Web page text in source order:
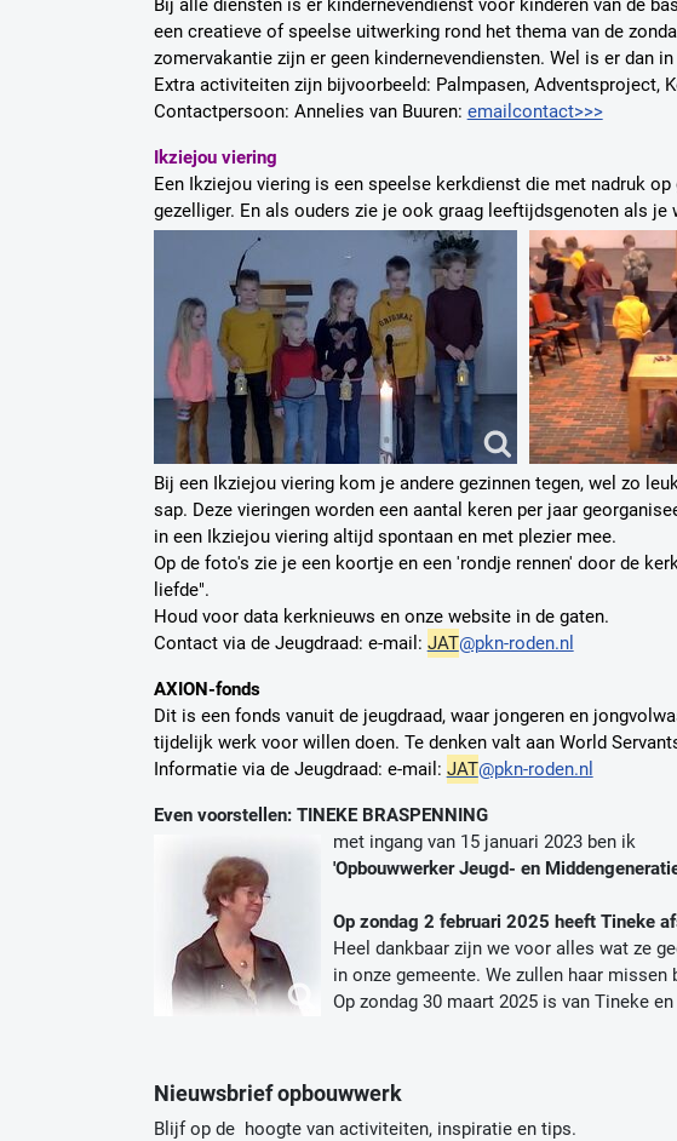
Bij alle diensten is er kindernevendienst voor kinderen van de
een creatieve of speelse uitwerking rond het thema van de
zomervakantie zijn er geen kindernevendiensten. Wel is er dan
Extra activiteiten zijn bijvoorbeeld: Palmpasen, Adventsproject,
Contactpersoon: Annelies van Buuren: emailcontact>>>
Ikziejou viering
Een Ikziejou viering is een speelse kerkdienst die met nadruk
gezelliger. En als ouders zie je ook graag leeftijdsgenoten als je
Bij een Ikziejou viering kom je andere gezinnen tegen, wel zo
sap. Deze vieringen worden een aantal keren per jaar
in een Ikziejou viering altijd spontaan en met plezier mee.
Op de foto's zie je een koortje en een 'rondje rennen' door de
liefde".
Houd voor data kerknieuws en onze website in de gaten.
Contact via de Jeugdraad: e-mail: JAT@pkn-roden.nl
AXION-fonds
Dit is een fonds vanuit de jeugdraad, waar jongeren en
tijdelijk werk voor willen doen. Te denken valt aan World
Informatie via de Jeugdraad: e-mail: JAT@pkn-roden.nl
Even voorstellen: TINEKE BRASPENNING
met ingang van 15 januari 2023 ben ik
'Opbouwwerker Jeugd- en
Op zondag 2 februari 2025 heeft Tineke
Heel dankbaar zijn we voor alles wat ze
in onze gemeente. We zullen haar
Op zondag 30 maart 2025 is van Tineke
Nieuwsbrief opbouwwerk
Blijf op de hoogte van activiteiten, inspiratie en tips.